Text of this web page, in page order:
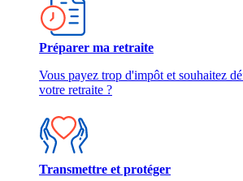
Préparer ma retraite
Vous payez trop d'impôt et souhaitez
votre retraite ?
Transmettre et protéger